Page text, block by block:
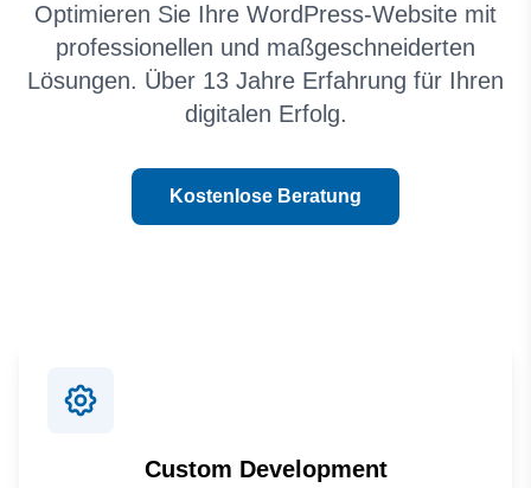
Optimieren Sie Ihre WordPress-Website mit
professionellen und maßgeschneiderten
Lösungen. Über 13 Jahre Erfahrung für Ihren
digitalen Erfolg.
Kostenlose Beratung
Custom Development